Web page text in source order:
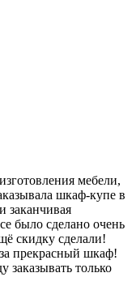
мебели,
шкаф-купе в
заканчивая
было сделано очень
скидку сделали!
за прекрасный шкаф!
заказывать только